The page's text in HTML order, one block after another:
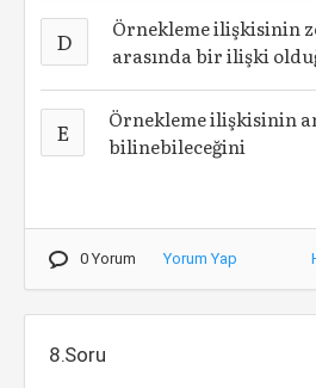
D
Örnekleme ilişkisinin
arasında bir ilişki
E
Örnekleme ilişkisinin
bilinebileceğini
0 Yorum Yorum Yap
8.Soru